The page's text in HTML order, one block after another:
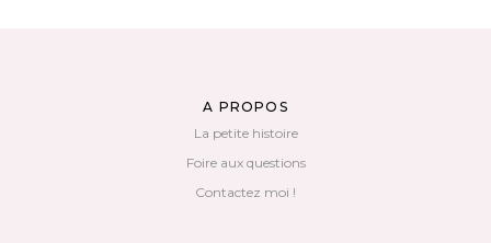
A PROPOS
La petite histoire
Foire aux questions
Contactez moi !